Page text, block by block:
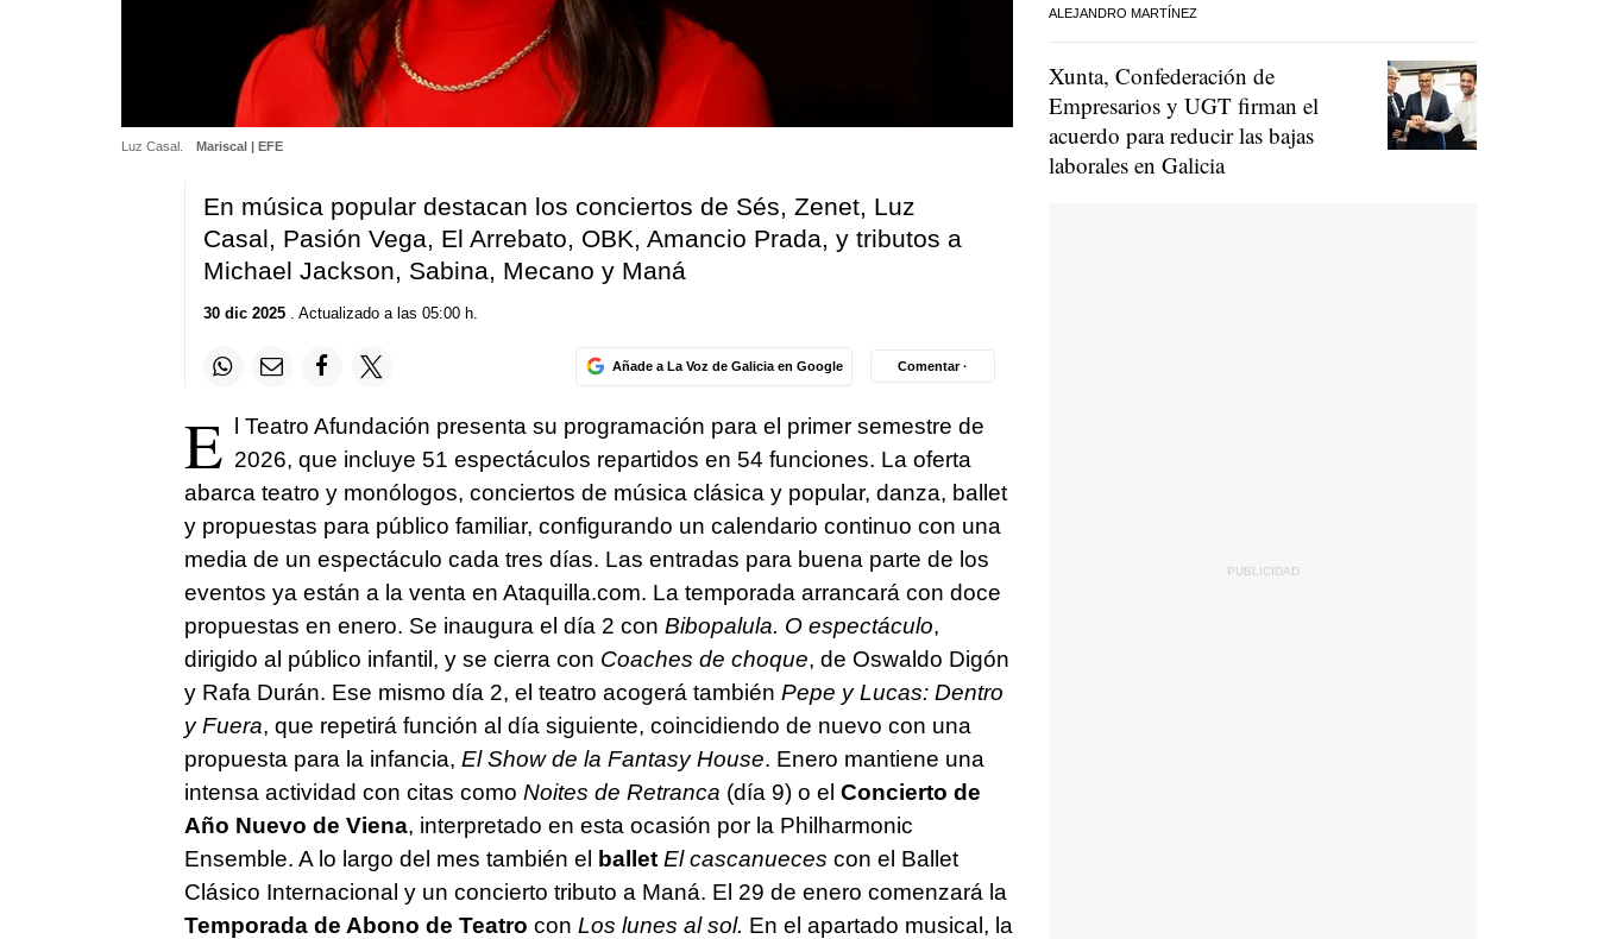
Luz Casal. Mariscal | EFE
En música popular destacan los conciertos de Sés, Zenet, Luz
Casal, Pasión Vega, El Arrebato, OBK, Amancio Prada, y tributos a
Michael Jackson, Sabina, Mecano y Maná
30 dic 2025. Actualizado a las 05:00 h.
Añade a La Voz de Galicia en Google Comentar ·
E l Teatro Afundación presenta su programación para el primer semestre de
2026, que incluye 51 espectáculos repartidos en 54 funciones. La oferta
abarca teatro y monólogos, conciertos de música clásica y popular, danza, ballet
y propuestas para público familiar, configurando un calendario continuo con una
media de un espectáculo cada tres días. Las entradas para buena parte de los
eventos ya están a la venta en Ataquilla.com. La temporada arrancará con doce
propuestas en enero. Se inaugura el día 2 con Bibopalula. O espectáculo,
dirigido al público infantil, y se cierra con Coaches de choque, de Oswaldo Digón
y Rafa Durán. Ese mismo día 2, el teatro acogerá también Pepe y Lucas: Dentro
y Fuera, que repetirá función al día siguiente, coincidiendo de nuevo con una
propuesta para la infancia, El Show de la Fantasy House. Enero mantiene una
intensa actividad con citas como Noites de Retranca (día 9) o el Concierto de
Año Nuevo de Viena, interpretado en esta ocasión por la Philharmonic
Ensemble. A lo largo del mes también el balletEl cascanueces con el Ballet
Clásico Internacional y un concierto tributo a Maná. El 29 de enero comenzará la
Temporada de Abono de Teatro con Los lunes al sol. En el apartado musical, la
ALEJANDRO MARTÍNEZ
Xunta, Confederación de
Empresarios y UGT firman el
acuerdo para reducir las bajas
laborales en Galicia